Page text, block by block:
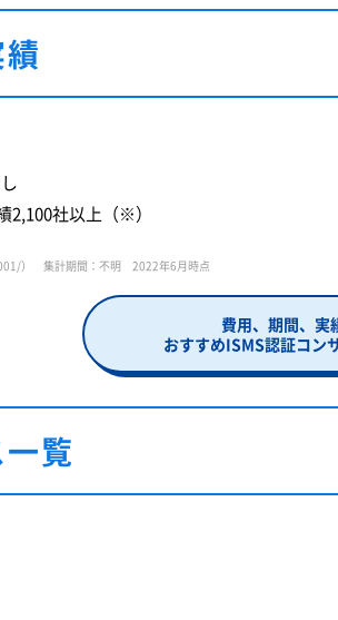
2,100社以上（※）
） 集計期間：不明 2022年6月時点
費用、期間、実
おすすめISMS認証コン
覧